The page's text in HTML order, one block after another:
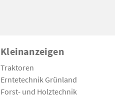
Kleinanzeigen
Traktoren
Erntetechnik Grünland
Forst- und Holztechnik